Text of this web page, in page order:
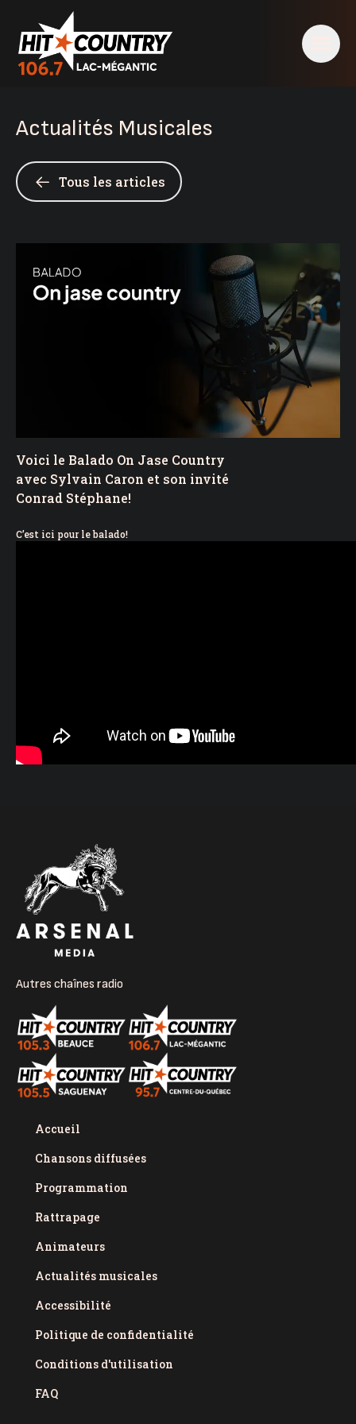
Actualités Musicales
Tous les articles
Voici le Balado On Jase Country
avec Sylvain Caron et son invité
Conrad Stéphane!
C’est ici pour le balado!
Autres chaînes radio
Accueil
Chansons diffusées
Programmation
Rattrapage
Animateurs
Actualités musicales
Accessibilité
Politique de confidentialité
Conditions d'utilisation
FAQ